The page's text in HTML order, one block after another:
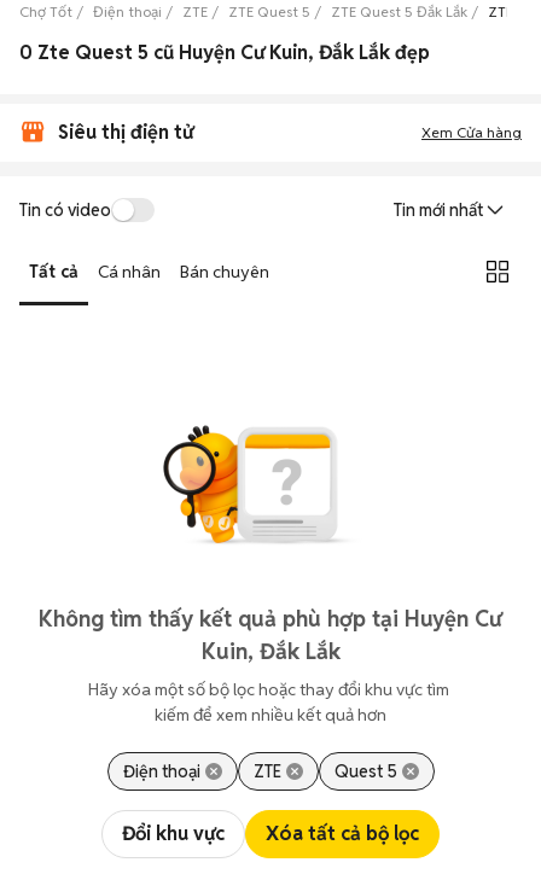
Chợ Tốt Điện thoại ZTE ZTE Quest 5 ZTE Quest 5 Đắk Lắk ZTE
0 Zte Quest 5 cũ Huyện Cư Kuin, Đắk Lắk đẹp
Siêu thị điện tử Xem Cửa hàng
Tin có video Tin mới nhất
Tất cả Cá nhân Bán chuyên
Không tìm thấy kết quả phù hợp tại Huyện Cư
Kuin, Đắk Lắk
Hãy xóa một số bộ lọc hoặc thay đổi khu vực tìm
kiếm để xem nhiều kết quả hơn
Điện thoại ZTE Quest 5
Đổi khu vực Xóa tất cả bộ lọc